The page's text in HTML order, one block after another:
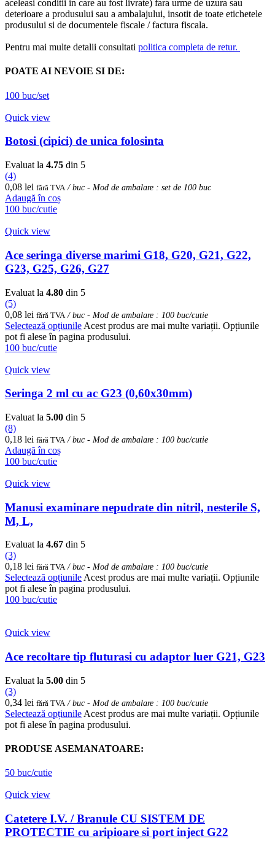
aceleasi conditii in care au fost livrate) fara urme de uzura sau
deterioare a produsului sau a ambalajului, insotit de toate etichetele
produsului si de documentele fiscale / factura fiscala.
Pentru mai multe detalii consultati politica completa de retur.
POATE AI NEVOIE SI DE:
100 buc/set
Quick view
Botosi (cipici) de unica folosinta
Evaluat la 4.75 din 5
(4)
0,08 lei fără TVA/ buc - Mod de ambalare : set de 100 buc
Adaugă în coș
100 buc/cutie
Quick view
Ace seringa diverse marimi G18, G20, G21, G22,
G23, G25, G26, G27
Evaluat la 4.80 din 5
(5)
0,08 lei fără TVA / buc - Mod de ambalare : 100 buc/cutie
Selectează opțiunile Acest produs are mai multe variații. Opțiunile
pot fi alese în pagina produsului.
100 buc/cutie
Quick view
Seringa 2 ml cu ac G23 (0,60x30mm)
Evaluat la 5.00 din 5
(8)
0,18 lei fără TVA / buc - Mod de ambalare : 100 buc/cutie
Adaugă în coș
100 buc/cutie
Quick view
Manusi examinare nepudrate din nitril, nesterile S,
M, L,
Evaluat la 4.67 din 5
(3)
0,18 lei fără TVA/ buc - Mod de ambalare : 100 buc/cutie
Selectează opțiunileAcest produs are mai multe variații. Opțiunile
pot fi alese în pagina produsului.
100 buc/cutie
Quick view
Ace recoltare tip fluturasi cu adaptor luer G21, G23
Evaluat la 5.00 din 5
(3)
0,34 lei fără TVA / buc - Mod de ambalare : 100 buc/cutie
Selectează opțiunile Acest produs are mai multe variații. Opțiunile
pot fi alese în pagina produsului.
PRODUSE ASEMANATOARE:
50 buc/cutie
Quick view
Catetere I.V. / Branule CU SISTEM DE
PROTECTIE cu aripioare si port inject G22